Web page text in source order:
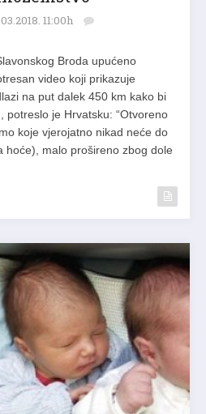
11:00h
Broda upućeno
video koji prikazuje
na put dalek 450 km kako bi
potreslo je Hrvatsku: “Otvoreno
koje vjerojatno nikad neće do
hoće), malo prošireno zbog dole